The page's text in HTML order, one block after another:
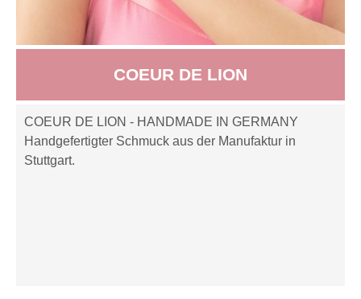
COEUR DE LION
COEUR DE LION - HANDMADE IN GERMANY
Handgefertigter Schmuck aus der Manufaktur in
Stuttgart.